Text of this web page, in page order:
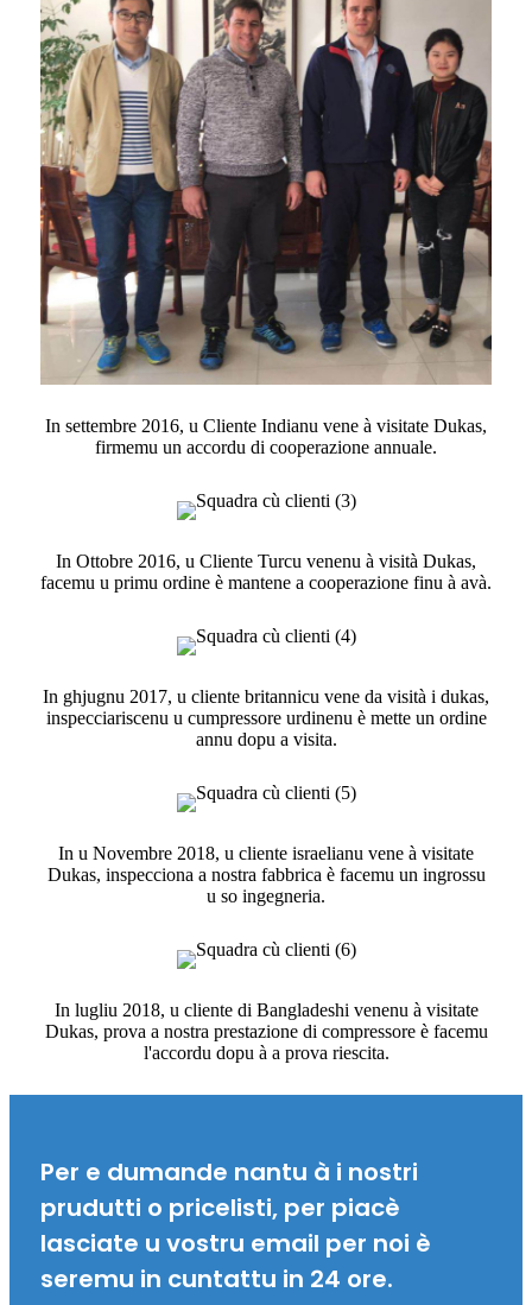
In settembre 2016, u Cliente Indianu vene à visitate Dukas,
firmemu un accordu di cooperazione annuale.
In Ottobre 2016, u Cliente Turcu venenu à visità Dukas,
facemu u primu ordine è mantene a cooperazione finu à avà.
In ghjugnu 2017, u cliente britannicu vene da visità i dukas,
inspecciariscenu u cumpressore urdinenu è mette un ordine
annu dopu a visita.
In u Novembre 2018, u cliente israelianu vene à visitate
Dukas, inspecciona a nostra fabbrica è facemu un ingrossu
u so ingegneria.
In lugliu 2018, u cliente di Bangladeshi venenu à visitate
Dukas, prova a nostra prestazione di compressore è facemu
l'accordu dopu à a prova riescita.
Per e dumande nantu à i nostri
prudutti o pricelisti, per piacè
lasciate u vostru email per noi è
seremu in cuntattu in 24 ore.